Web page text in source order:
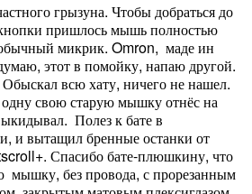
грызуна. Чтобы добраться до
пришлось мышь полностью
микрик. Omron, маде ин
этот в помойку, напаю другой.
всю хату, ничего не нашел.
свою старую мышку отнёс на
Полез к бате в
и вытащил бренные останки от
Спасибо бате-плюшкину, что
мышку, без провода, с прорезанным